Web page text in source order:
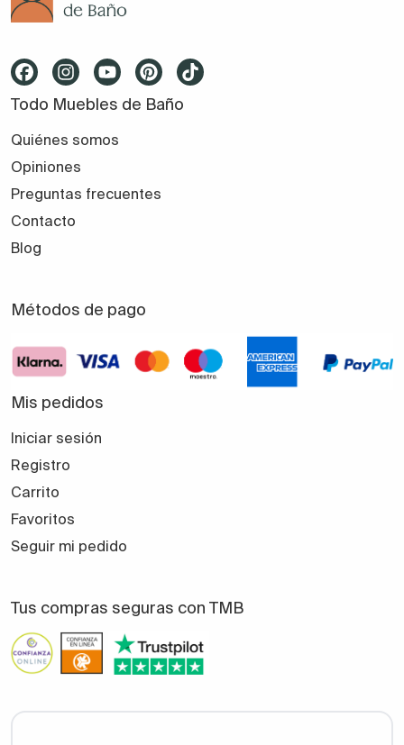
Todo Muebles de Baño
Quiénes somos
Opiniones
Preguntas frecuentes
Contacto
Blog
Métodos de pago
Mis pedidos
Iniciar sesión
Registro
Carrito
Favoritos
Seguir mi pedido
Tus compras seguras con TMB